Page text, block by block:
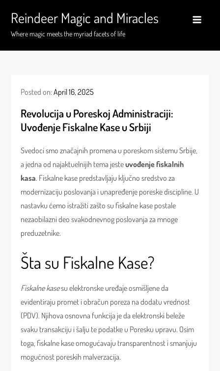
content
Reindeer Magic and Miracles
Where magic meets the myriad facets of life
Posted on:April 16, 2025
Revolucija u Poreskoj Administraciji:
Uvođenje Fiskalne Kase u Srbiji
Svedoci smo značajnih promena u poreskom sistemu Srbije,
a jedna od najaktuelnijih tema jesteuvođenje fiskalnih
kasa. Fiskalne kase predstavljaju ključno sredstvo za
modernizaciju poslovanja i unapređenje poreske discipline. U
nastavku ćemo istražiti zašto su fiskalne kase postale
nezaobilazni deo svakodnevnog poslovanja za mnoge
preduzetnike.
Šta su Fiskalne Kase?
Fiskalne kasesu elektronske uređaje osmišljene da
evidentiraju promet i obračun poreza na dodatu vrednost
(PDV). Njihova osnovna funkcija je da elektronski beleže
svaku transakciju i šalju te podatke u Poresku upravu. Osim
toga, fiskalne kase omogućavaju transparentnost i smanjuju
mogućnost poreskih malverzacija.